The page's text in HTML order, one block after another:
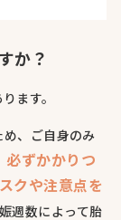
か？
ます。
、ご自身のみ
必ずかかりつ
クや注意点を
週数によって胎